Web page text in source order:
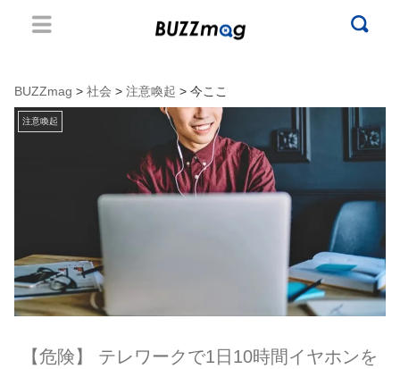
BUZZmag > 社会 > 注意喚起 > 今ここ
注意喚起
【危険】 テレワークで1日10時間イヤホンを